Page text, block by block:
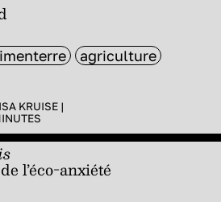
agriculture
KRUISE |
l’éco-anxiété